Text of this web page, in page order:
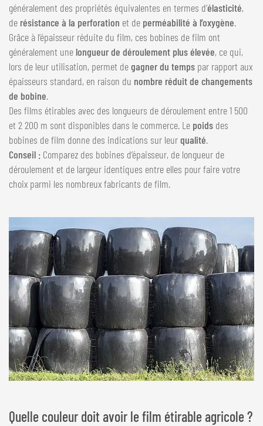
généralement des propriétés équivalentes en termes d’élasticité,
de résistance à la perforation et de perméabilité à l’oxygène.
Grâce à l’épaisseur réduite du film, ces bobines de film ont
généralement une longueur de déroulement plus élevée, ce qui,
lors de leur utilisation, permet degagner du temps par rapport aux
épaisseurs standard, en raison du nombre réduit de changements
de bobine.
Des films étirables avec des longueurs de déroulement entre 1 500
et 2 200 m sont disponibles dans le commerce. Le poids des
bobines de film donne des indications sur leurqualité.
Conseil : Comparez des bobines d’épaisseur, de longueur de
déroulement et de largeur identiques entre elles pour faire votre
choix parmi les nombreux fabricants de film.
Quelle couleur doit avoir le film étirable agricole ?